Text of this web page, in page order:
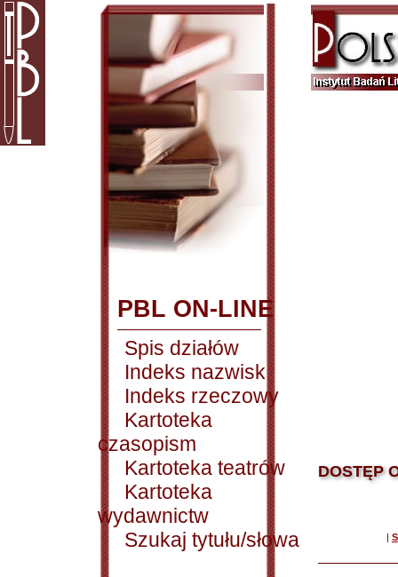
PBL ON-LINE
Spis działów
Indeks nazwisk
Indeks rzeczowy
Kartoteka
czasopism
Kartoteka teatrów
Kartoteka
wydawnictw
Szukaj tytułu/słowa
DOSTĘP
|